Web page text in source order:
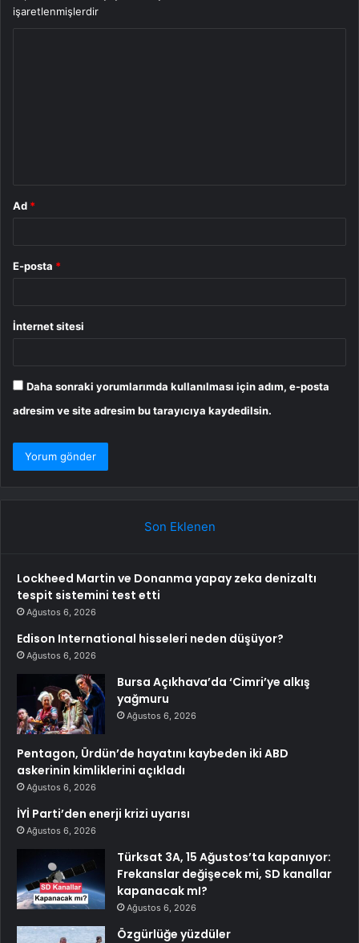
işaretlenmişlerdir
Ad *
E-posta *
İnternet sitesi
Daha sonraki yorumlarımda kullanılması için adım, e-posta
adresim ve site adresim bu tarayıcıya kaydedilsin.
Son Eklenen
Lockheed Martin ve Donanma yapay zeka denizaltı
tespit sistemini test etti
Ağustos 6, 2026
Edison International hisseleri neden düşüyor?
Ağustos 6, 2026
Bursa Açıkhava’da ‘Cimri’ye alkış
yağmuru
Ağustos 6, 2026
Pentagon, Ürdün’de hayatını kaybeden iki ABD
askerinin kimliklerini açıkladı
Ağustos 6, 2026
İYİ Parti’den enerji krizi uyarısı
Ağustos 6, 2026
Türksat 3A, 15 Ağustos’ta kapanıyor:
Frekanslar değişecek mi, SD kanallar
kapanacak mI?
Ağustos 6, 2026
Özgürlüğe yüzdüler